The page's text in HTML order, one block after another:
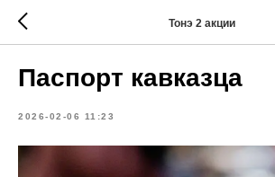
Тонэ 2 акции
Паспорт кавказца
2026-02-06 11:23